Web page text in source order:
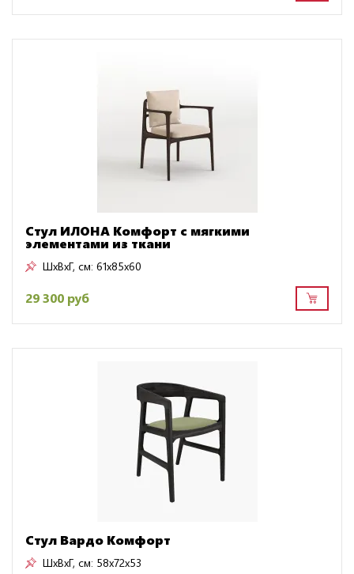
Стул ИЛОНА Комфорт с мягкими
элементами из ткани
ШxВxГ, см: 61x85x60
29 300 руб
Стул Вардо Комфорт
ШxВxГ, см: 58x72x53